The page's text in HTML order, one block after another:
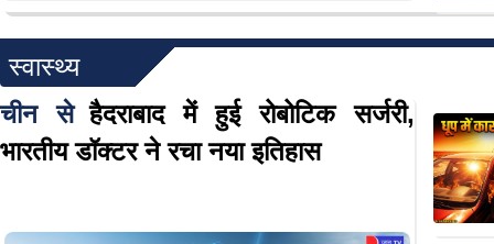
स्वास्थ्य
चीन से हैदराबाद में हुई रोबोटिक सर्जरी,
भारतीय डॉक्टर ने रचा नया इतिहास